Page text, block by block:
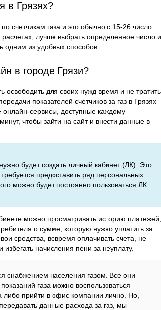
в Грязях?
счетчикам газа и это обычно с 15-26 число
лучше выбрать определенное число и
одним из удобных способов.
в городе Грязи?
освободить для своих нужд время и не тратить
показателей счетчиков за газ в Грязях
сервисы, доступные каждому
чтобы зайти на сайт и внести данные в
будет создать личный кабинет (ЛК). Это
предоставить ряд персональных
можно будет постоянно пользоваться ЛК.
можно просматривать историю платежей,
о сумме, которую нужно уплатить за
средства, вовремя оплачивать счета, не
избегать начисления пени за неуплату.
снабжением населения газом. Все они
газа можно воспользоваться
прийти в офис компании лично. Но,
данные расхода за газ, мы